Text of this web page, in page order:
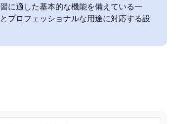
に適した基本的な機能を備えている一
プロフェッショナルな用途に対応する設